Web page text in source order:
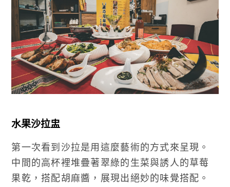
水果沙拉盅
第一次看到沙拉是用這麼藝術的方式來呈現。
中間的高杯裡堆疊著翠綠的生菜與誘人的草莓
果乾，搭配胡麻醬，展現出絕妙的味覺搭配。